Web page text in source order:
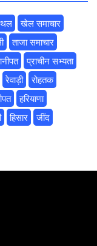
खेल समाचार
ताजा समाचार
प्राचीन सभ्यता
रेवाड़ी
रोहतक
हरियाणा
हिसार
‌जींद